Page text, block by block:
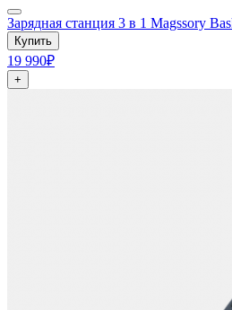
Зарядная станция 3 в 1 Magssory
Купить
19 990₽
+